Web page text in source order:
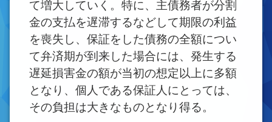
て増大していく。特に、主債務者が分割
金の支払を遅滞するなどして期限の利益
を喪失し、保証をした債務の全額につい
て弁済期が到来した場合には、発生する
遅延損害金の額が当初の想定以上に多額
となり、個人である保証人にとっては、
その負担は大きなものとなり得る。